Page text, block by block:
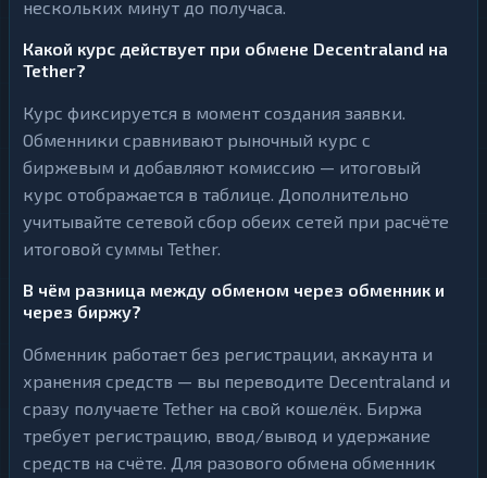
нескольких минут до получаса.
Какой курс действует при обмене Decentraland на
Tether?
Курс фиксируется в момент создания заявки.
Обменники сравнивают рыночный курс с
биржевым и добавляют комиссию — итоговый
курс отображается в таблице. Дополнительно
учитывайте сетевой сбор обеих сетей при расчёте
итоговой суммы Tether.
В чём разница между обменом через обменник и
через биржу?
Обменник работает без регистрации, аккаунта и
хранения средств — вы переводите Decentraland и
сразу получаете Tether на свой кошелёк. Биржа
требует регистрацию, ввод/вывод и удержание
средств на счёте. Для разового обмена обменник